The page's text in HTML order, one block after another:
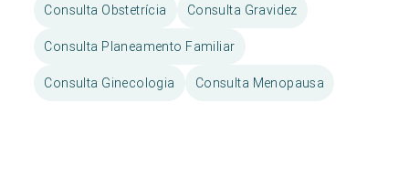
Consulta Obstetrícia Consulta Gravidez
Consulta Planeamento Familiar
Consulta Ginecologia Consulta Menopausa